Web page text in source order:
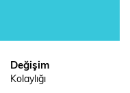
Değişim
Kolaylığı